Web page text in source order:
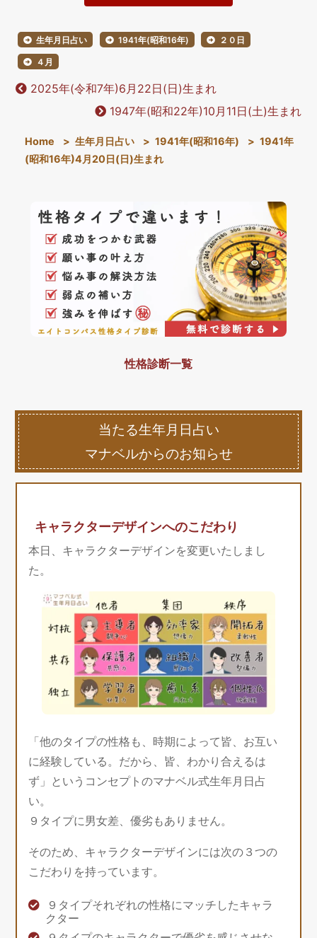
生年月日占い 1941年(昭和16年) ２０日
４月
2025年(令和7年)6月22日(日)生まれ
1947年(昭和22年)10月11日(土)生まれ
Home > 生年月日占い > 1941年(昭和16年) > 1941年
(昭和16年)4月20日(日)生まれ
性格診断一覧
当たる生年月日占い
マナベルからのお知らせ
キャラクターデザインへのこだわり
本日、キャラクターデザインを変更いたしまし
た。
「他のタイプの性格も、時期によって皆、お互い
に経験している。だから、皆、わかり合えるは
ず」というコンセプトのマナベル式生年月日占
い。
９タイプに男女差、優劣もありません。
そのため、キャラクターデザインには次の３つの
こだわりを持っています。
９タイプそれぞれの性格にマッチしたキャラ
クター